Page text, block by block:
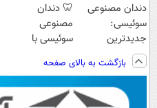
دندان مصنوعی
سوئیسی:
جدیدترین
فناوری اروپا،
سبک و مقاوم |
پرداخت قسطی
🦷 دندان
مصنوعی
سوئیسی با
دیجیتال |
پرداخت در 4
قسط |📍 تهران
بازگشت به بالای صفحه